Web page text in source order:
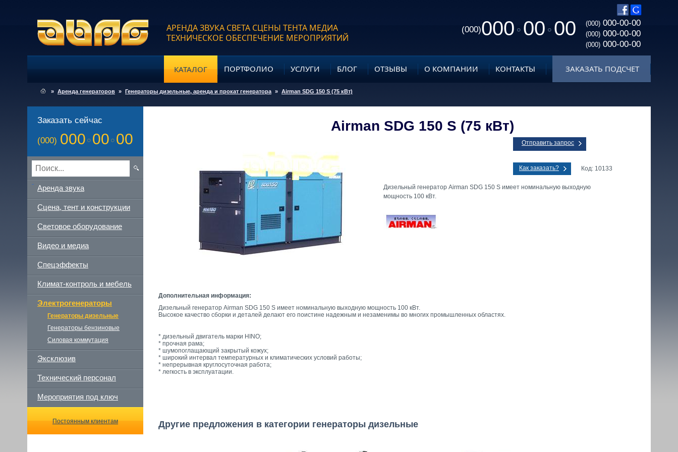
АРЕНДА ЗВУКА СВЕТА СЦЕНЫ ТЕНТА МЕДИА
ТЕХНИЧЕСКОЕ ОБЕСПЕЧЕНИЕ МЕРОПРИЯТИЙ
(000)000 00 00 (000) 000-00-00
(000) 000-00-00
(000) 000-00-00
КАТАЛОГ ПОРТФОЛИО УСЛУГИ БЛОГ ОТЗЫВЫ О КОМПАНИИ КОНТАКТЫ ЗАКАЗАТЬ ПОДСЧЕТ
» Аренда генераторов » Генераторы дизельные, аренда и прокат генератора » Airman SDG 150 S (75 кВт)
Заказать сейчас
(000) 000 00 00
Аренда звука
Сцена, тент и конструкции
Световое оборудование
Видео и медиа
Спецэффекты
Климат-контроль и мебель
Электрогенераторы
Генераторы дизельные
Генераторы бензиновые
Силовая коммутация
Эксклюзив
Технический персонал
Мероприятия под ключ
Постоянным клиентам
Airman SDG 150 S (75 кВт)
Отправить запрос
Как заказать? Код: 10133
Дизельный генератор Airman SDG 150 S имеет номинальную выходную
мощность 100 кВт.
Дополнительная информация:
Дизельный генератор Airman SDG 150 S имеет номинальную выходную мощность 100 кВт.
Высокое качество сборки и деталей делают его поистине надежным и незаменимы во многих промышленных областях.
* дизельный двигатель марки HINO;
* прочная рама;
* шумопоглащающий закрытый кожух;
* широкий интервал температурных и климатических условий работы;
* непрерывная круглосуточная работа;
* легкость в эксплуатации.
Другие предложения в категории генераторы дизельные